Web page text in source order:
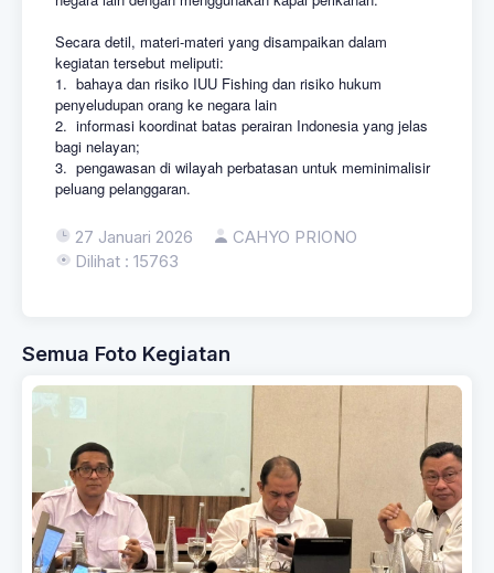
Secara detil, materi-materi yang disampaikan dalam
kegiatan tersebut meliputi:
1. bahaya dan risiko IUU Fishing dan risiko hukum
penyeludupan orang ke negara lain
2. informasi koordinat batas perairan Indonesia yang jelas
bagi nelayan;
3. pengawasan di wilayah perbatasan untuk meminimalisir
peluang pelanggaran.
27 Januari 2026
CAHYO PRIONO
Dilihat : 15763
Semua Foto Kegiatan